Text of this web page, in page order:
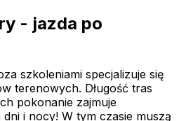
- jazda po
szkoleniami specjalizuje się
terenowych. Długość tras
pokonanie zajmuje
i nocy! W tym czasie muszą